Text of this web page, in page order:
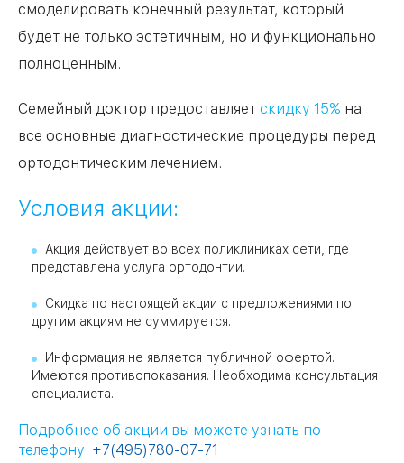
смоделировать конечный результат, который
будет не только эстетичным, но и функционально
полноценным.
Семейный доктор предоставляет скидку 15% на
все основные диагностические процедуры перед
ортодонтическим лечением.
Условия акции:
Акция действует во всех поликлиниках сети, где
представлена услуга ортодонтии.
Скидка по настоящей акции с предложениями по
другим акциям не суммируется.
Информация не является публичной офертой.
Имеются противопоказания. Необходима консультация
специалиста.
Подробнее об акции вы можете узнать по
телефону: +7(495)780-07-71